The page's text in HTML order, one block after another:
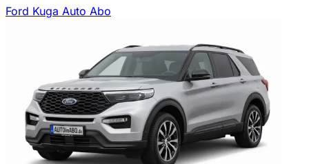
Ford Kuga Auto Abo